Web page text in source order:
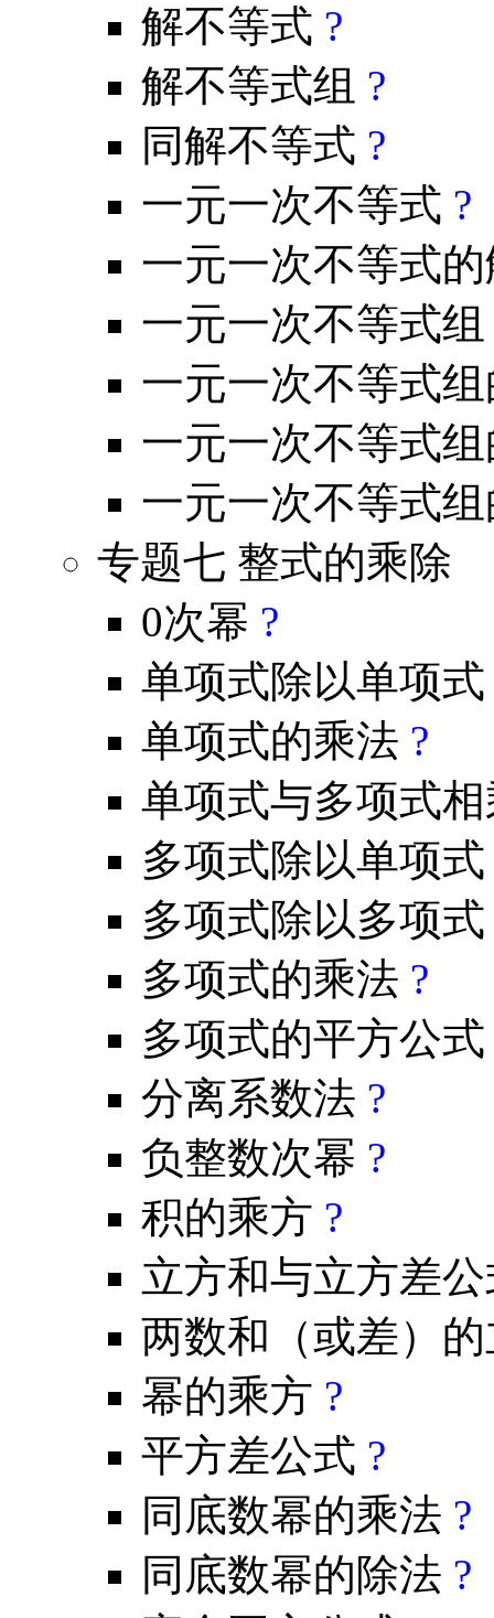
解不等式 ?
解不等式组 ?
同解不等式 ?
一元一次不等式 ?
一元一次不等式
一元一次不等式
一元一次不等式
一元一次不等式
一元一次不等式
专题七 整式的乘除
0次幂 ?
单项式除以单项
单项式的乘法 ?
单项式与多项式
多项式除以单项
多项式除以多项
多项式的乘法 ?
多项式的平方公
分离系数法 ?
负整数次幂 ?
积的乘方 ?
立方和与立方差
两数和（或差）
幂的乘方 ?
平方差公式 ?
同底数幂的乘法 ?
同底数幂的除法 ?